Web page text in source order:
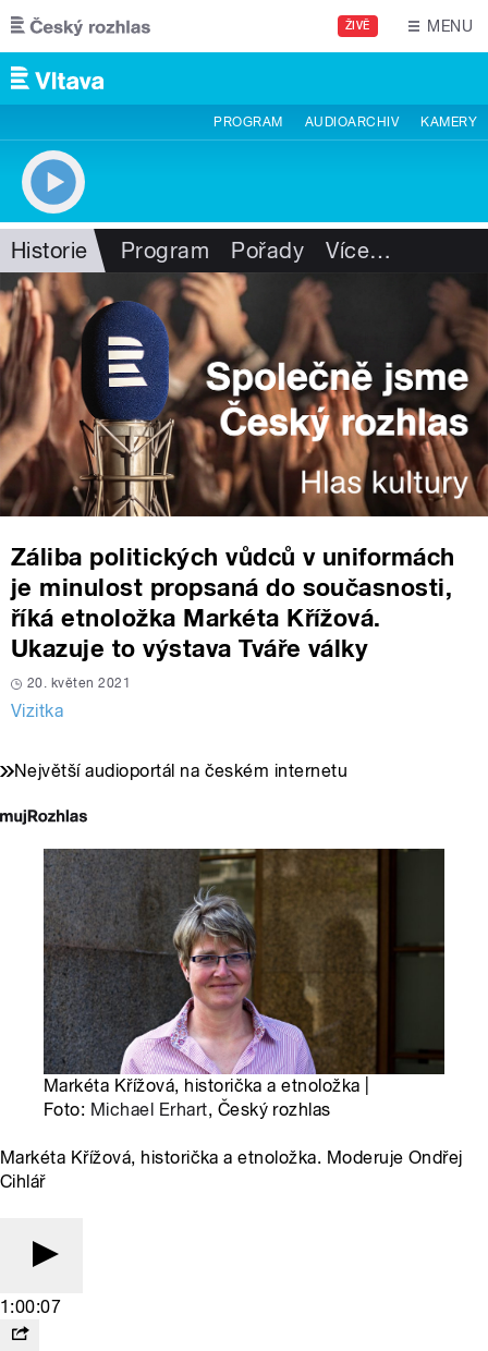
Přejít k hlavnímu obsahu
ŽIVĚ MENU
PROGRAM AUDIOARCHIV KAMERY
Historie Program Pořady Více…
Záliba politických vůdců v uniformách
je minulost propsaná do současnosti,
říká etnoložka Markéta Křížová.
Ukazuje to výstava Tváře války
20. květen 2021
Vizitka
Největší audioportál na českém internetu
Markéta Křížová, historička a etnoložka |
Foto: Michael Erhart, Český rozhlas
Markéta Křížová, historička a etnoložka. Moderuje Ondřej
Cihlář
1:00:07